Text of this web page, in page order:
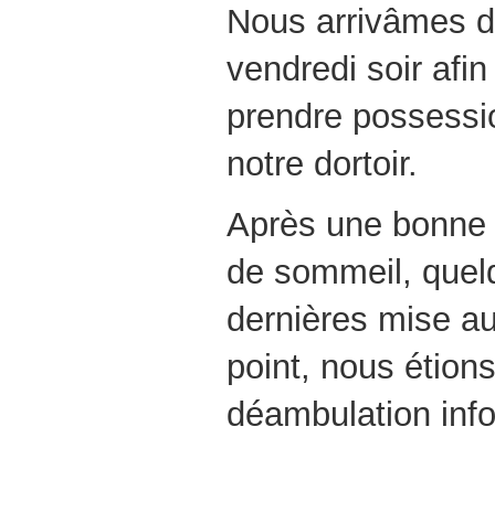
Nous arrivâmes
vendredi soir
prendre
notre dortoir.
Après une
de sommeil,
dernières mise
point, nous
déambulation